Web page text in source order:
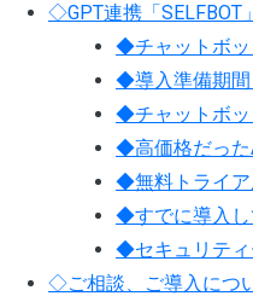
◇GPT連携「SELFBOT
◆チャットボッ
◆導入準備期間
◆チャットボッ
◆高価格だった
◆無料トライア
◆すでに導入し
◆セキュリティ
◇ご相談、ご導入につ